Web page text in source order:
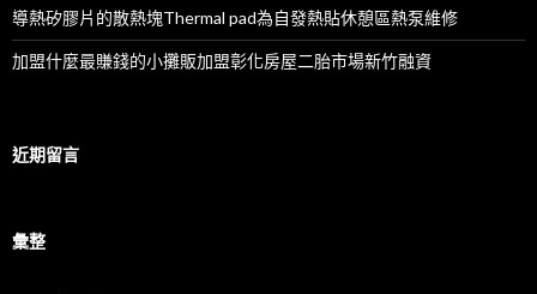
導熱矽膠片的散熱塊Thermal pad為自發熱貼休憩區熱泵維修
加盟什麼最賺錢的小攤販加盟彰化房屋二胎市場新竹融資
近期留言
彙整